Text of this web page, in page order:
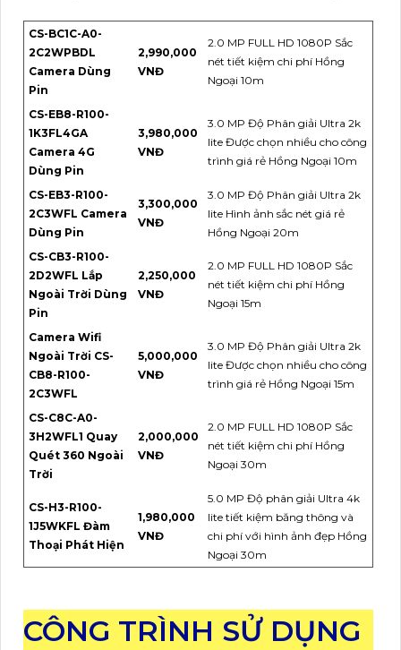
CS-BC1C-A0-
2C2WPBDL
Camera Dùng
Pin
2,990,000
VNĐ
2.0 MP FULL HD 1080P Sắc
nét tiết kiệm chi phí Hồng
Ngoại 10m
CS-EB8-R100-
1K3FL4GA
Camera 4G
Dùng Pin
3,980,000
VNĐ
3.0 MP Độ Phân giải Ultra 2k
lite Được chọn nhiều cho công
trình giá rẻ Hồng Ngoại 10m
CS-EB3-R100-
2C3WFL Camera
Dùng Pin
3,300,000
VNĐ
3.0 MP Độ Phân giải Ultra 2k
lite Hình ảnh sắc nét giá rẻ
Hồng Ngoại 20m
CS-CB3-R100-
2D2WFL Lắp
Ngoài Trời Dùng
Pin
2,250,000
VNĐ
2.0 MP FULL HD 1080P Sắc
nét tiết kiệm chi phí Hồng
Ngoại 15m
Camera Wifi
Ngoài Trời CS-
CB8-R100-
2C3WFL
5,000,000
VNĐ
3.0 MP Độ Phân giải Ultra 2k
lite Được chọn nhiều cho công
trình giá rẻ Hồng Ngoại 15m
CS-C8C-A0-
3H2WFL1 Quay
Quét 360 Ngoài
Trời
2,000,000
VNĐ
2.0 MP FULL HD 1080P Sắc
nét tiết kiệm chi phí Hồng
Ngoại 30m
CS-H3-R100-
1J5WKFL Đàm
Thoại Phát Hiện
1,980,000
VNĐ
5.0 MP Độ phân giải Ultra 4k
lite tiết kiệm băng thông và
chi phí với hình ảnh đẹp Hồng
Ngoại 30m
CÔNG TRÌNH SỬ DỤNG